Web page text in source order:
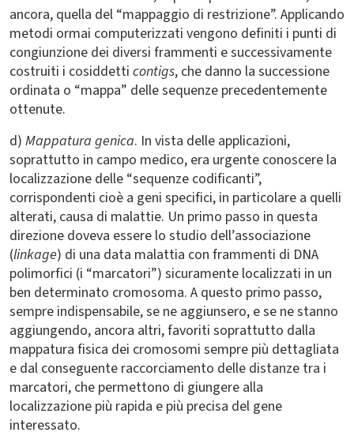
ancora, quella del “mappaggio di restrizione”. Applicando
metodi ormai computerizzati vengono definiti i punti di
congiunzione dei diversi frammenti e successivamente
costruiti i cosiddetti contigs, che danno la successione
ordinata o “mappa” delle sequenze precedentemente
ottenute.
d) Mappatura genica. In vista delle applicazioni,
soprattutto in campo medico, era urgente conoscere la
localizzazione delle “sequenze codificanti”,
corrispondenti cioè a geni specifici, in particolare a quelli
alterati, causa di malattie. Un primo passo in questa
direzione doveva essere lo studio dell’associazione
(linkage) di una data malattia con frammenti di DNA
polimorfici (i “marcatori”) sicuramente localizzati in un
ben determinato cromosoma. A questo primo passo,
sempre indispensabile, se ne aggiunsero, e se ne stanno
aggiungendo, ancora altri, favoriti soprattutto dalla
mappatura fisica dei cromosomi sempre più dettagliata
e dal conseguente raccorciamento delle distanze tra i
marcatori, che permettono di giungere alla
localizzazione più rapida e più precisa del gene
interessato.